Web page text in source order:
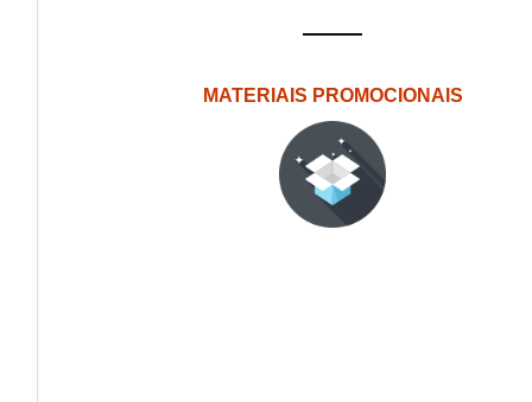
MATERIAIS PROMOCIONAIS